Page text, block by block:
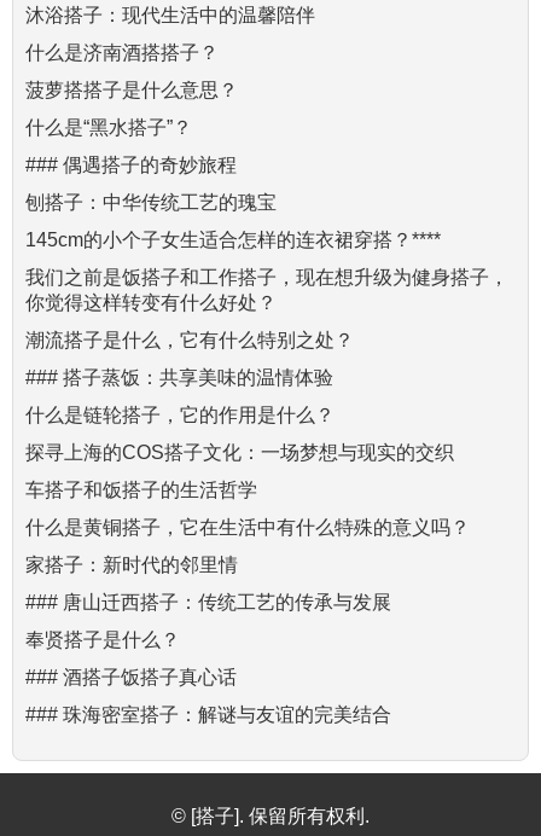
沐浴搭子：现代生活中的温馨陪伴
什么是济南酒搭搭子？
菠萝搭搭子是什么意思？
什么是“黑水搭子”？
### 偶遇搭子的奇妙旅程
刨搭子：中华传统工艺的瑰宝
145cm的小个子女生适合怎样的连衣裙穿搭？****
我们之前是饭搭子和工作搭子，现在想升级为健身搭子，
你觉得这样转变有什么好处？
潮流搭子是什么，它有什么特别之处？
### 搭子蒸饭：共享美味的温情体验
什么是链轮搭子，它的作用是什么？
探寻上海的COS搭子文化：一场梦想与现实的交织
车搭子和饭搭子的生活哲学
什么是黄铜搭子，它在生活中有什么特殊的意义吗？
家搭子：新时代的邻里情
### 唐山迁西搭子：传统工艺的传承与发展
奉贤搭子是什么？
### 酒搭子饭搭子真心话
### 珠海密室搭子：解谜与友谊的完美结合
© [搭子]. 保留所有权利.